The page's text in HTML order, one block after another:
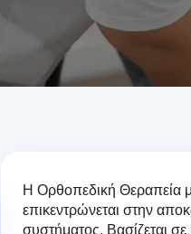
Η Ορθοπεδική Θεραπεία
επικεντρώνεται στην
συστήματος. Βασίζεται σε